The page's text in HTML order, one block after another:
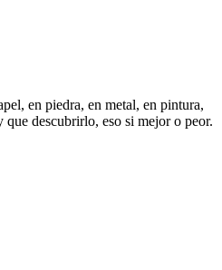
en piedra, en metal, en pintura,
descubrirlo, eso si mejor o peor.